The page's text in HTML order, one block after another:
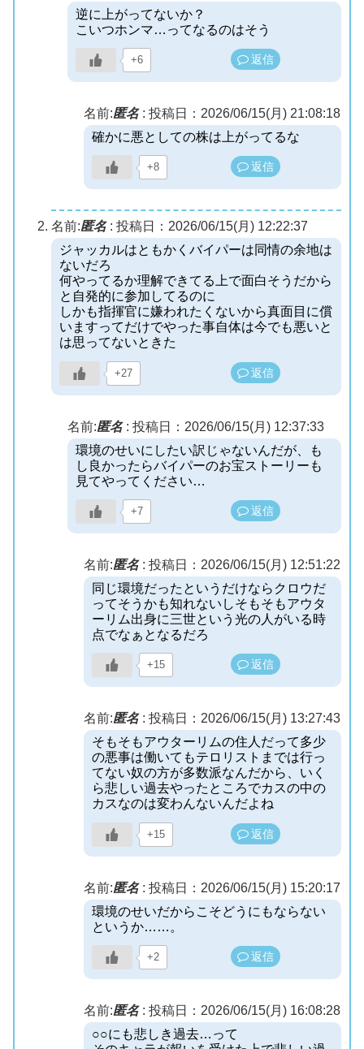
逆に上がってないか？
こいつホンマ…ってなるのはそう
+6 返信
名前:匿名: 投稿日：2026/06/15(月) 21:08:18
確かに悪としての株は上がってるな
+8 返信
名前:匿名: 投稿日：2026/06/15(月) 12:22:37
ジャッカルはともかくバイパーは同情の余地は
ないだろ
何やってるか理解できてる上で面白そうだから
と自発的に参加してるのに
しかも指揮官に嫌われたくないから真面目に償
いますってだけでやった事自体は今でも悪いと
は思ってないときた
+27 返信
名前:匿名: 投稿日：2026/06/15(月) 12:37:33
環境のせいにしたい訳じゃないんだが、も
し良かったらバイパーのお宝ストーリーも
見てやってください…
+7 返信
名前:匿名: 投稿日：2026/06/15(月) 12:51:22
同じ環境だったというだけならクロウだ
ってそうかも知れないしそもそもアウタ
ーリム出身に三世という光の人がいる時
点でなぁとなるだろ
+15 返信
名前:匿名: 投稿日：2026/06/15(月) 13:27:43
そもそもアウターリムの住人だって多少
の悪事は働いてもテロリストまでは行っ
てない奴の方が多数派なんだから、いく
ら悲しい過去やったところでカスの中の
カスなのは変わんないんだよね
+15 返信
名前:匿名: 投稿日：2026/06/15(月) 15:20:17
環境のせいだからこそどうにもならない
というか……。
+2 返信
名前:匿名: 投稿日：2026/06/15(月) 16:08:28
○○にも悲しき過去…って